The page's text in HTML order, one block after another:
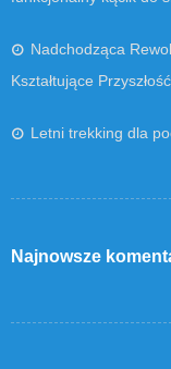
Nadchodząca
Kształtujące
Letni trekking dla
Najnowsze